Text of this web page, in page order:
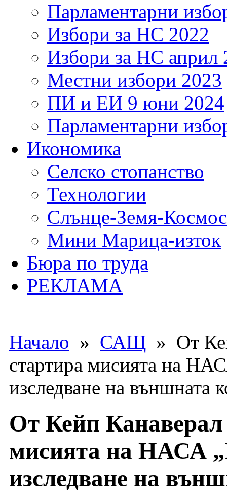
Парламентарни
Избори за НС 2022
Избори за НС април
Местни избори 2023
ПИ и ЕИ 9 юни 2024
Парламентарни
Икономика
Селско стопанство
Технологии
Слънце-Земя-Космос
Мини Марица-изток
Бюра по труда
РЕКЛАМА
Начало » САЩ » От
стартира мисията на
изследване на външната
От Кейп Канаверал
мисията на НАСА
изследване на